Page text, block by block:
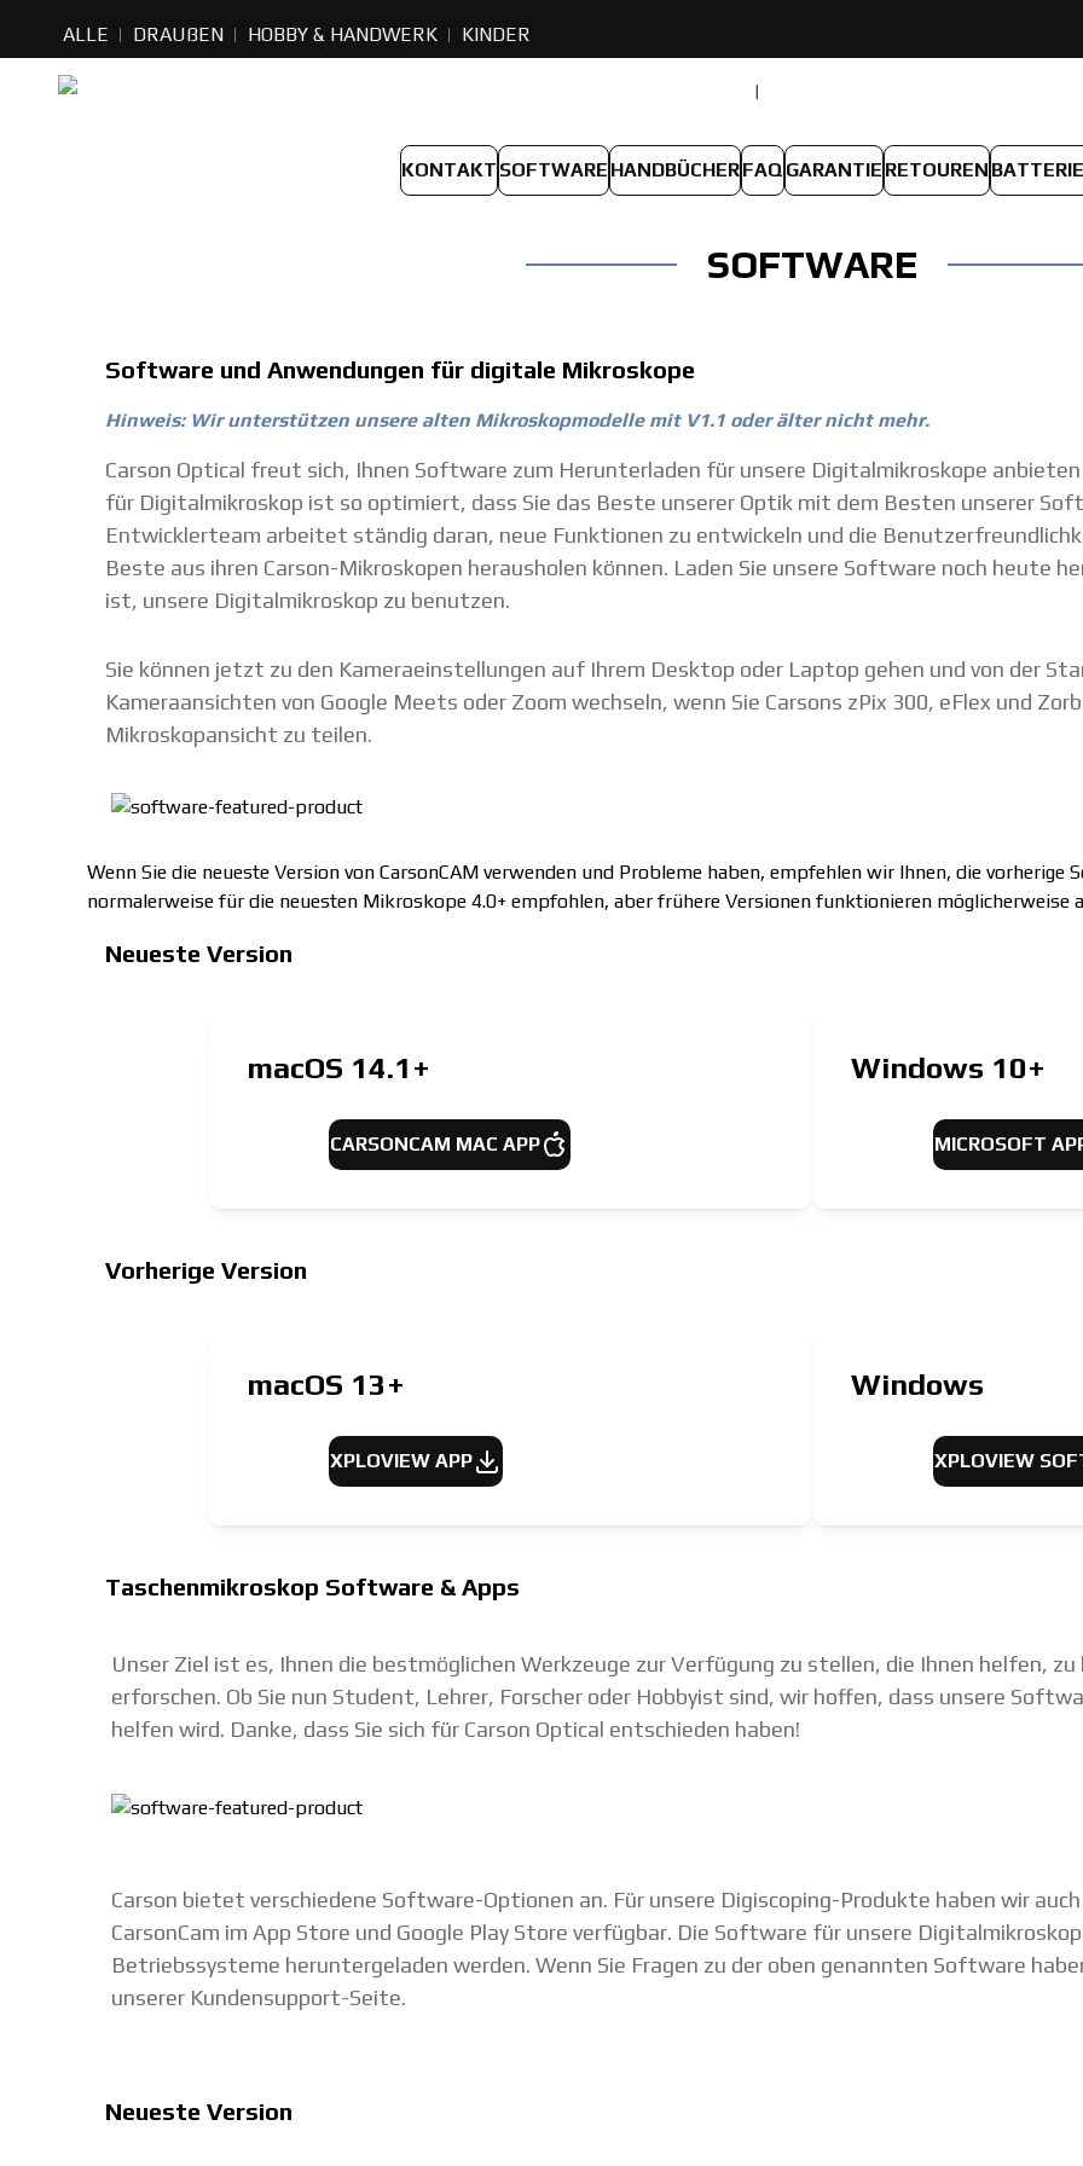
ALLE DRAUßEN HOBBY & HANDWERK KINDER
KONTAKT SOFTWARE HANDBÜCHERFAQ GARANTIE RETOUREN
SOFTWARE
Software und Anwendungen für digitale Mikroskope
Hinweis: Wir unterstützen unsere alten Mikroskopmodelle mit V1.1 oder älter nicht mehr.
Carson Optical freut sich, Ihnen Software zum Herunterladen für unsere Digitalmikroskope
für Digitalmikroskop ist so optimiert, dass Sie das Beste unserer Optik mit dem Besten unserer
Entwicklerteam arbeitet ständig daran, neue Funktionen zu entwickeln und die
Beste aus ihren Carson-Mikroskopen herausholen können. Laden Sie unsere Software noch heute
ist, unsere Digitalmikroskop zu benutzen.
Sie können jetzt zu den Kameraeinstellungen auf Ihrem Desktop oder Laptop gehen und von der
Kameraansichten von Google Meets oder Zoom wechseln, wenn Sie Carsons zPix 300, eFlex und
Mikroskopansicht zu teilen.
Wenn Sie die neueste Version von CarsonCAM verwenden und Probleme haben, empfehlen wir Ihnen, die
normalerweise für die neuesten Mikroskope 4.0+ empfohlen, aber frühere Versionen funktionieren möglicherweise
Neueste Version
macOS 14.1+
CARSONCAM MAC APP
Windows 10+
MICROSOFT
Vorherige Version
macOS 13+
XPLOVIEW APP
Windows
XPLOVIEW
Taschenmikroskop Software & Apps
Unser Ziel ist es, Ihnen die bestmöglichen Werkzeuge zur Verfügung zu stellen, die Ihnen helfen, zu
erforschen. Ob Sie nun Student, Lehrer, Forscher oder Hobbyist sind, wir hoffen, dass unsere
helfen wird. Danke, dass Sie sich für Carson Optical entschieden haben!
Carson bietet verschiedene Software-Optionen an. Für unsere Digiscoping-Produkte haben wir
CarsonCam im App Store und Google Play Store verfügbar. Die Software für unsere
Betriebssysteme heruntergeladen werden. Wenn Sie Fragen zu der oben genannten Software
unserer Kundensupport-Seite.
Neueste Version